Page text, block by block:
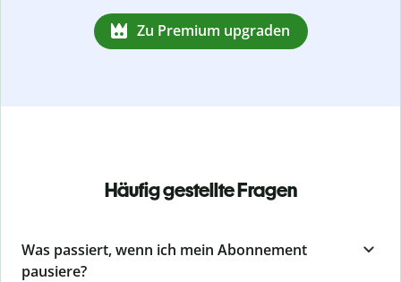
Zu Premium upgraden
Häufig gestellte Fragen
Was passiert, wenn ich mein Abonnement
pausiere?